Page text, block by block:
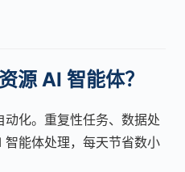
源 AI 智能体？
化。重复性任务、数据处
能体处理，每天节省数小